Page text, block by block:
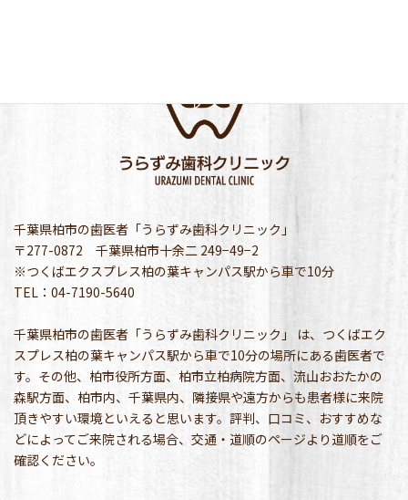
千葉県柏市の歯医者「うらずみ歯科クリニック」
〒277-0872 千葉県柏市十余二 249−49−2
※つくばエクスプレス柏の葉キャンパス駅から車で10分
TEL：04-7190-5640
千葉県柏市の歯医者「うらずみ歯科クリニック」 は、つくばエク
スプレス柏の葉キャンパス駅から車で10分の場所にある歯医者で
す。その他、柏市役所方面、柏市立柏病院方面、流山おおたかの
森駅方面、柏市内、千葉県内、隣接県や遠方からも患者様に来院
頂きやすい環境といえると思います。評判、口コミ、おすすめな
どによってご来院される場合、交通・道順のページより道順をご
確認ください。